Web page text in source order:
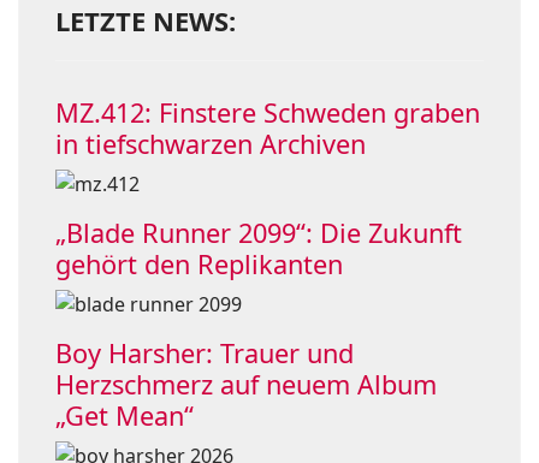
LETZTE NEWS:
MZ.412: Finstere Schweden graben
in tiefschwarzen Archiven
„Blade Runner 2099“: Die Zukunft
gehört den Replikanten
Boy Harsher: Trauer und
Herzschmerz auf neuem Album
„Get Mean“